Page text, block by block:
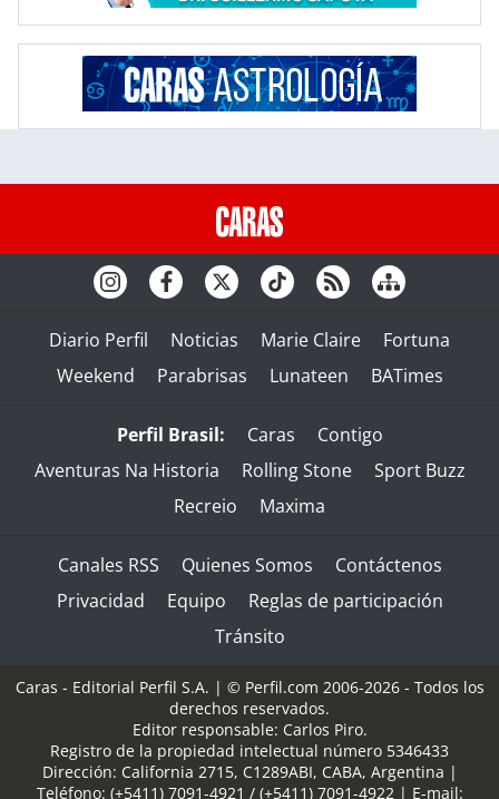
Diario Perfil Noticias Marie Claire
Fortuna
Weekend
Parabrisas Lunateen BATimes
Perfil Brasil: Caras
Contigo
Aventuras Na Historia
Rolling Stone
Sport Buzz
Recreio
Maxima
Canales RSS Quienes Somos
Contáctenos
Privacidad
Equipo
Reglas de participación
Tránsito
Caras - Editorial Perfil S.A. | © Perfil.com 2006-2026 - Todos los
derechos reservados.
Editor responsable: Carlos Piro.
Registro de la propiedad intelectual número 5346433
Dirección: California 2715, C1289ABI, CABA, Argentina |
Teléfono: (+5411) 7091-4921 / (+5411) 7091-4922 | E-mail: